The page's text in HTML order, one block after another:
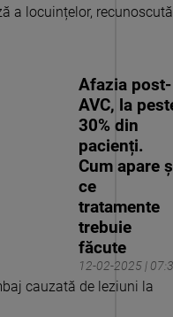
a locuințelor, recunoscută
12-02-2025 |
Afazia post-
AVC, la
30% din
pacienți.
Cum apare
ce
tratamente
trebuie
făcute
cauzată de leziuni la